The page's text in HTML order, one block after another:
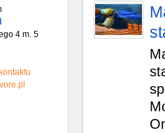
4 m. 5